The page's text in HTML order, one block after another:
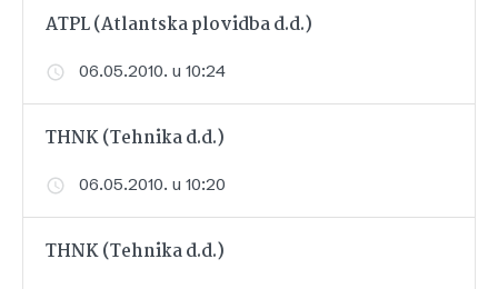
ATPL (Atlantska plovidba d.d.)
06.05.2010. u 10:24
THNK (Tehnika d.d.)
06.05.2010. u 10:20
THNK (Tehnika d.d.)